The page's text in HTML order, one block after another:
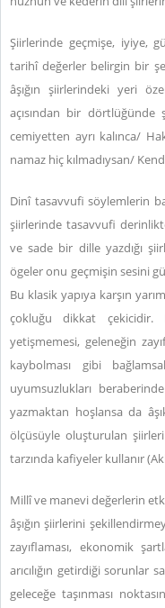
Şiirlerinde geçmişe, iyiye,
tarihî değerler belirgin bir
âşığın şiirlerindeki yeri
açısından bir dörtlüğünde
cemiyetten ayrı kalınca/
namaz hiç kılmadıysan/
Dinî tasavvufi söylemlerin
şiirlerinde tasavvufi
ve sade bir dille yazdığı
ögeler onu geçmişin sesini
Bu klasik yapıya karşın
çokluğu dikkat çekicidir.
yetişmemesi, geleneğin
kaybolması gibi
uyumsuzlukları
yazmaktan hoşlansa da
ölçüsüyle oluşturulan
tarzında kafiyeler kullanır
Millî ve manevi değerlerin
âşığın şiirlerini
zayıflaması, ekonomik
arıcılığın getirdiği sorunlar
geleceğe taşınması